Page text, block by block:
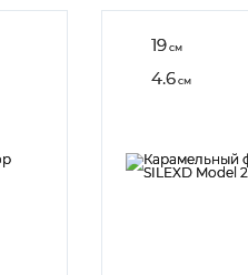
19см
4.6см